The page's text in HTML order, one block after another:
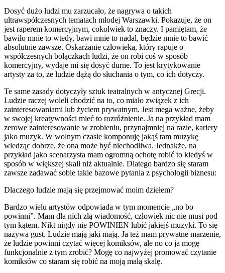
Dosyć dużo ludzi mu zarzucało, że nagrywa o takich
ultrawspółczesnych tematach młodej Warszawki. Pokazuje, że on
jest raperem komercyjnym, cokolwiek to znaczy. I pamiętam, że
bawiło mnie to wtedy, bawi mnie to nadal, będzie mnie to bawić
absolutnie zawsze. Oskarżanie człowieka, który rapuje o
współczesnych bolączkach ludzi, że on robi coś w sposób
komercyjny, wydaje mi się dosyć durne. To jest krytykowanie
artysty za to, że ludzie dążą do słuchania o tym, co ich dotyczy.
Te same zasady dotyczyły sztuk teatralnych w antycznej Grecji.
Ludzie raczej woleli chodzić na to, co miało związek z ich
zainteresowaniami lub życiem prywatnym. Jest mega ważne, żeby
w swojej kreatywności mieć to rozróżnienie. Ja na przykład mam
zerowe zainteresowanie w zrobieniu, przynajmniej na razie, kariery
jako muzyk. W wolnym czasie komponuję jakąś tam muzykę
wiedząc dobrze, że ona może być niechodliwa. Jednakże, na
przykład jako scenarzysta mam ogromną ochotę robić to kiedyś w
sposób w większej skali niż aktualnie. Dlatego bardzo się staram
zawsze zadawać sobie takie bazowe pytania z psychologii biznesu:
Dlaczego ludzie mają się przejmować moim dziełem?
Bardzo wielu artystów odpowiada w tym momencie „no bo
powinni”. Mam dla nich złą wiadomość, człowiek nic nie musi pod
tym kątem. Nikt nigdy nie POWINIEN lubić jakiejś muzyki. To się
nazywa gust. Ludzie mają jaki mają. Ja też mam prywatne marzenie,
że ludzie powinni czytać więcej komiksów, ale no co ja mogę
funkcjonalnie z tym zrobić? Mogę co najwyżej promować czytanie
komiksów co staram się robić na moją małą skalę.